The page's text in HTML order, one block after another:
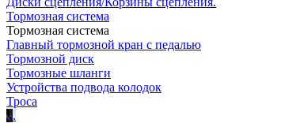
Тормозная система
Тормозная система
Главный тормозной кран с педалью
Тормозной диск
Тормозные шланги
Устройства подвода колодок
Троса
...